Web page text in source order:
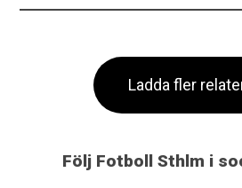
Följ Fotboll Sthlm i